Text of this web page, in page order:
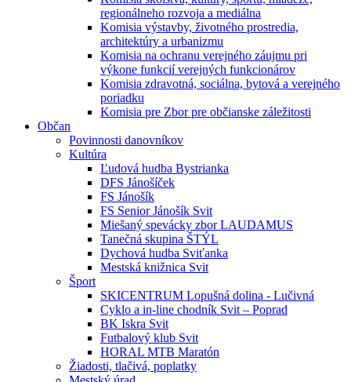
regionálneho rozvoja a mediálna
Komisia výstavby, životného prostredia,
architektúry a urbanizmu
Komisia na ochranu verejného záujmu pri
výkone funkcií verejných funkcionárov
Komisia zdravotná, sociálna, bytová a verejného
poriadku
Komisia pre Zbor pre občianske záležitosti
Občan
Povinnosti danovníkov
Kultúra
Ľudová hudba Bystrianka
DFS Jánošíček
FS Jánošík
FS Senior Jánošík Svit
Miešaný spevácky zbor LAUDAMUS
Tanečná skupina ŠTÝL
Dychová hudba Sviťanka
Mestská knižnica Svit
Šport
SKICENTRUM Lopušná dolina - Lučivná
Cyklo a in-line chodník Svit – Poprad
BK Iskra Svit
Futbalový klub Svit
HORAL MTB Maratón
Žiadosti, tlačivá, poplatky